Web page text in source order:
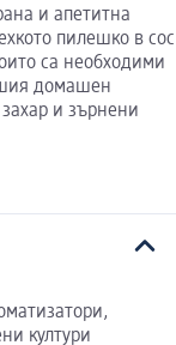
и апетитна
пилешко в сос
са необходими
домашен
и зърнени
култури